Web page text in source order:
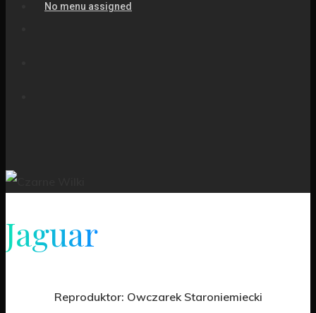
No menu assigned
Jaguar
Reproduktor: Owczarek Staroniemiecki